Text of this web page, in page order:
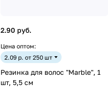
2.90 руб.
Цена оптом:
2.09 р. от 250 шт
Резинка для волос "Marble", 1
шт, 5,5 см